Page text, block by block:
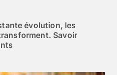
évolution, les
Savoir